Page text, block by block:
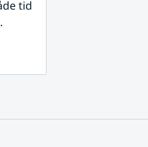
tid